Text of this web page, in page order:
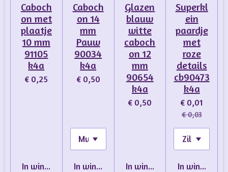
Caboch
on met
plaatje
10 mm
91105
k4a
€ 0,25
In winkelwagen
Caboch
on 14
mm
Pauw
90034
k4a
€ 0,50
In winkelwagen
Glazen
blauw
witte
caboch
on 12
mm
90654
k4a
€ 0,50
In winkelwagen
Superkl
ein
paardje
met
roze
details
cb90473
k4a
€ 0,01
€ 0,03
In